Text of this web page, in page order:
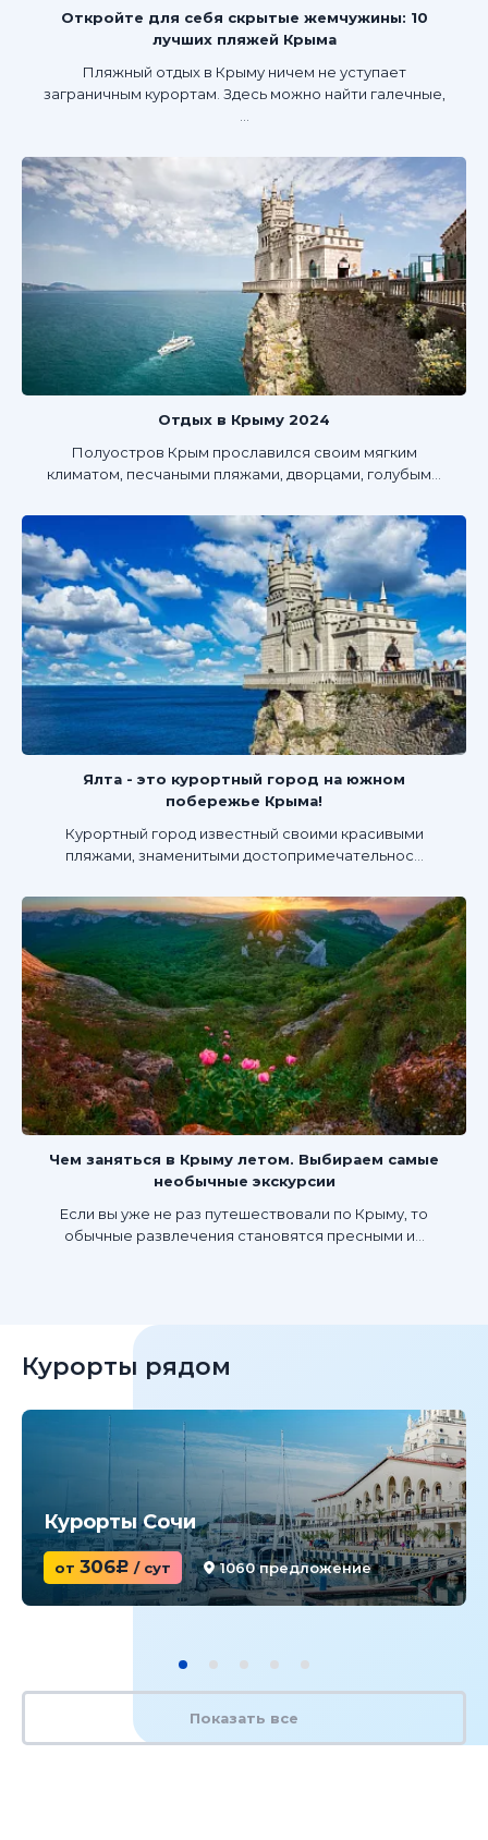
Откройте для себя скрытые жемчужины: 10
лучших пляжей Крыма
Пляжный отдых в Крыму ничем не уступает
заграничным курортам. Здесь можно найти галечные,
Отдых в Крыму 2024
Полуостров Крым прославился своим мягким
климатом, песчаными пляжами, дворцами, голубым...
Ялта - это курортный город на южном
побережье Крыма!
Курортный город известный своими красивыми
пляжами, знаменитыми достопримечательнос...
Чем заняться в Крыму летом. Выбираем самые
необычные экскурсии
Если вы уже не раз путешествовали по Крыму, то
обычные развлечения становятся пресными и...
Курорты рядом
Курорты Сочи
от 306c / сут 1060 предложение
Показать все